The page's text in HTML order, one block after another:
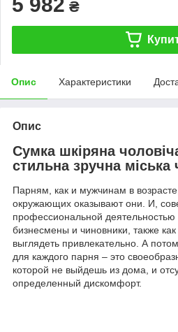
₴
Опис Характеристики
Опис
Сумка шкіряна
стильна зручна міська
Парням, как и мужчинам в
окружающих оказывают они. И,
профессиональной
бизнесмены и чиновники, также
выглядеть привлекательно. А
для каждого парня – это
которой не выйдешь из дома, и
определенный дискомфорт.